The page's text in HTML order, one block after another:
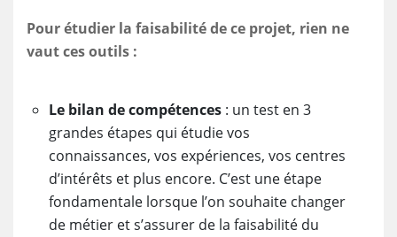
Pour étudier la faisabilité de ce projet, rien ne
vaut ces outils :
Le bilan de compétences : un test en 3
grandes étapes qui étudie vos
connaissances, vos expériences, vos centres
d’intérêts et plus encore. C’est une étape
fondamentale lorsque l’on souhaite changer
de métier et s’assurer de la faisabilité du